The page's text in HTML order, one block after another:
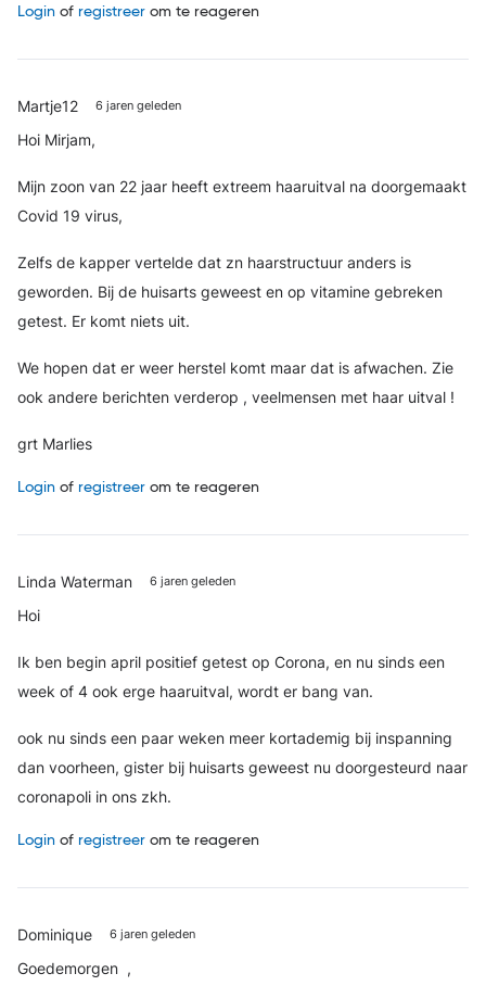
Login of registreer om te reageren
Martje12 6 jaren geleden
Hoi Mirjam,
Mijn zoon van 22 jaar heeft extreem haaruitval na doorgemaakt
Covid 19 virus,
Zelfs de kapper vertelde dat zn haarstructuur anders is
geworden. Bij de huisarts geweest en op vitamine gebreken
getest. Er komt niets uit.
We hopen dat er weer herstel komt maar dat is afwachen. Zie
ook andere berichten verderop , veelmensen met haar uitval !
grt Marlies
Login of registreer om te reageren
Linda Waterman 6 jaren geleden
Hoi
Ik ben begin april positief getest op Corona, en nu sinds een
week of 4 ook erge haaruitval, wordt er bang van.
ook nu sinds een paar weken meer kortademig bij inspanning
dan voorheen, gister bij huisarts geweest nu doorgesteurd naar
coronapoli in ons zkh.
Login of registreer om te reageren
Dominique 6 jaren geleden
Goedemorgen ,